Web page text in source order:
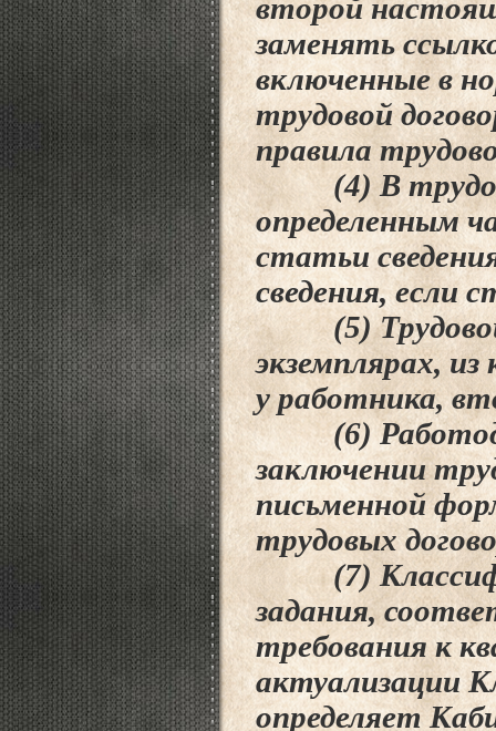
второй
заменять
включенные в
трудовой
правила
(4) В
определенным
статьи
сведения,
(5) Трудовой
экземплярах,
у работника,
(6)
заключении
письменной
трудовых
(7)
задания,
требования к
актуализации
определяет